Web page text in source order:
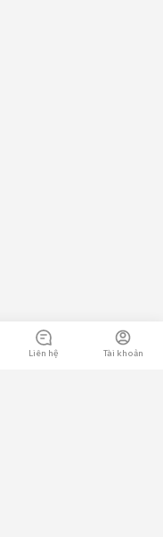
Liên hệ Tài khoản